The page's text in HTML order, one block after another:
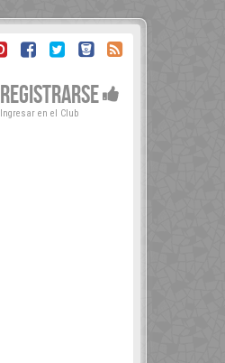
REGISTRARSE
Ingresar en el Club